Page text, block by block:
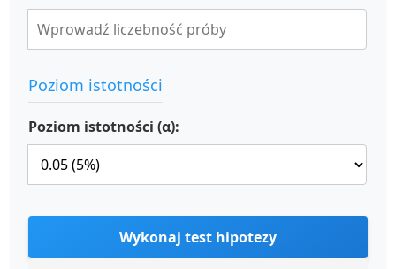
Poziom istotności
Poziom istotności (α):
Wykonaj test hipotezy